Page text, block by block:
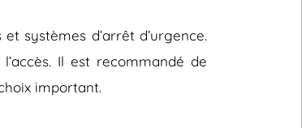
systèmes d’arrêt d’urgence.
Il est recommandé de
important.